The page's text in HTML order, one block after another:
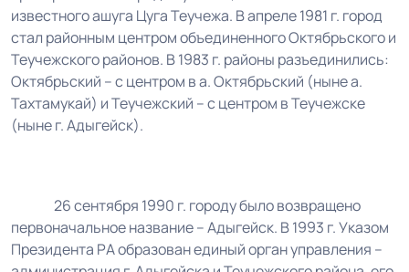
известного ашуга Цуга Теучежа. В апреле 1981 г. город
стал районным центром объединенного Октябрьского и
Теучежского районов. В 1983 г. районы разъединились:
Октябрьский – с центром в а. Октябрьский (ныне а.
Тахтамукай) и Теучежский – с центром в Теучежске
(ныне г. Адыгейск).
26 сентября 1990 г. городу было возвращено
первоначальное название – Адыгейск. В 1993 г. Указом
Президента РА образован единый орган управления –